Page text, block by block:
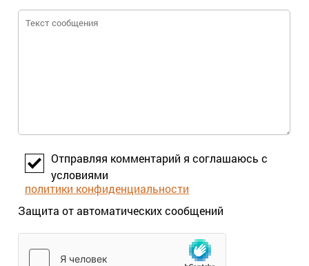
Отправляя комментарий я соглашаюсь с
условиями
политики конфиденциальности
Защита от автоматических сообщений